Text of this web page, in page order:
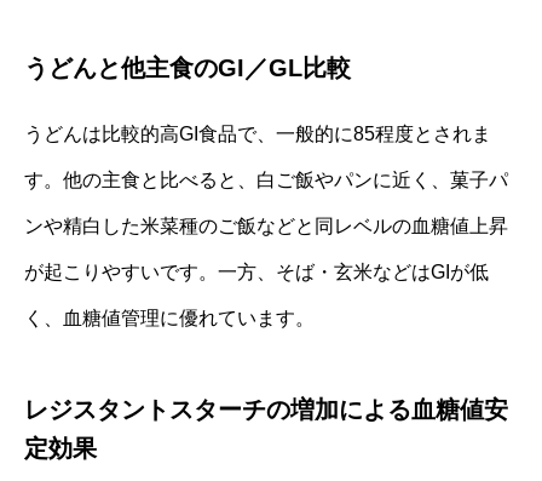
うどんと他主食のGI／GL比較
うどんは比較的高GI食品で、一般的に85程度とされま
す。他の主食と比べると、白ご飯やパンに近く、菓子パ
ンや精白した米菜種のご飯などと同レベルの血糖値上昇
が起こりやすいです。一方、そば・玄米などはGIが低
く、血糖値管理に優れています。
レジスタントスターチの増加による血糖値安
定効果